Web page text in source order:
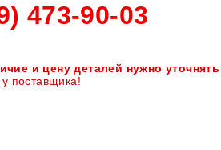
473-90-03
и цену деталей нужно уточнять
у поставщика!